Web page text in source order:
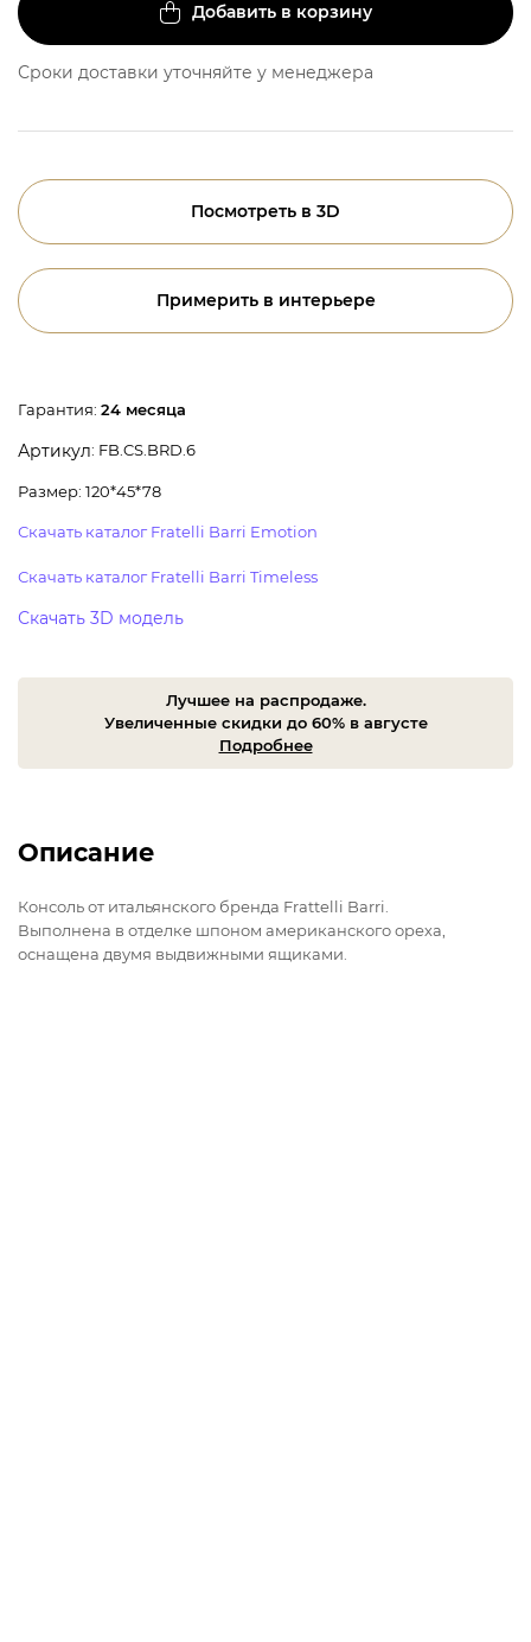
Добавить в корзину
Сроки доставки уточняйте у менеджера
Посмотреть в 3D
Примерить в интерьере
Гарантия: 24 месяца
Артикул: FB.CS.BRD.6
Размер: 120*45*78
Скачать каталог Fratelli Barri Emotion
Скачать каталог Fratelli Barri Timeless
Скачать 3D модель
Лучшее на распродаже.
Увеличенные скидки до 60% в августе
Подробнее
Описание
Консоль от итальянского бренда Frattelli Barri.
Выполнена в отделке шпоном американского ореха,
оснащена двумя выдвижными ящиками.